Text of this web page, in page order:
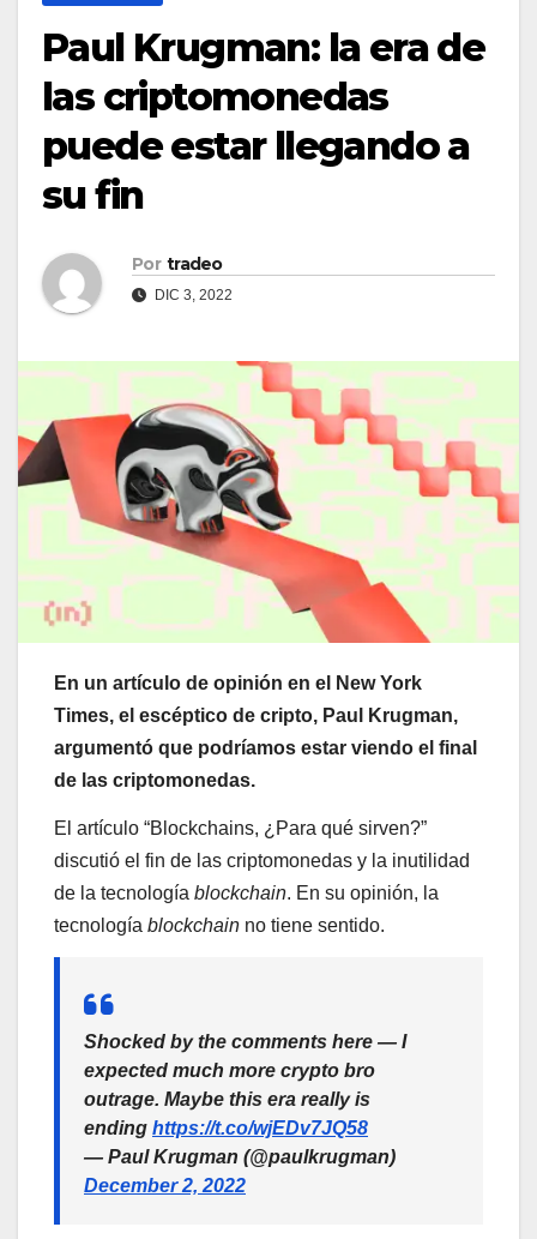
Paul Krugman: la era de
las criptomonedas
puede estar llegando a
su fin
Por tradeo
DIC 3, 2022
En un artículo de opinión en el New York
Times, el escéptico de cripto, Paul Krugman,
argumentó que podríamos estar viendo el final
de las criptomonedas.
El artículo “Blockchains, ¿Para qué sirven?”
discutió el fin de las criptomonedas y la inutilidad
de la tecnología blockchain. En su opinión, la
tecnología blockchain no tiene sentido.
Shocked by the comments here — I
expected much more crypto bro
outrage. Maybe this era really is
ending https://t.co/wjEDv7JQ58
— Paul Krugman (@paulkrugman)
December 2, 2022